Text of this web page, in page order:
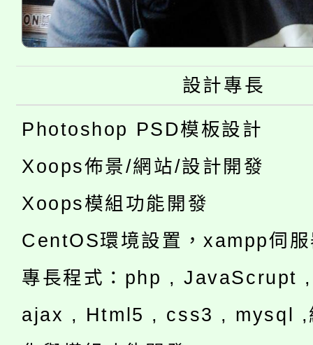
設計專長
Photoshop PSD模板設計
Xoops佈景/網站/設計開發
Xoops模組功能開發
CentOS環境設置，xampp伺
專長程式：php , JavaScrupt
ajax , Html5 , css3 , mysql ,